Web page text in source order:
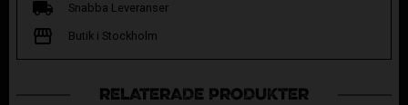
Snabba Leveranser
Butik i Stockholm
RELATERADE PRODUKTER